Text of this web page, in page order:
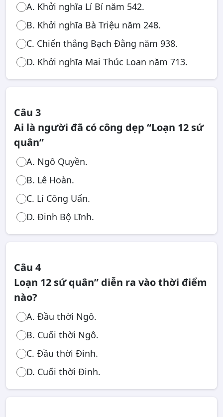
A. Khởi nghĩa Lí Bí năm 542.
B. Khởi nghĩa Bà Triệu năm 248.
C. Chiến thắng Bạch Đằng năm 938.
D. Khởi nghĩa Mai Thúc Loan năm 713.
Câu 3
Ai là người đã có công dẹp “Loạn 12 sứ
quân”
A. Ngô Quyền.
B. Lê Hoàn.
C. Lí Công Uẩn.
D. Đinh Bộ Lĩnh.
Câu 4
Loạn 12 sứ quân” diễn ra vào thời điểm
nào?
A. Đầu thời Ngô.
B. Cuối thời Ngô.
C. Đầu thời Đinh.
D. Cuối thời Đinh.